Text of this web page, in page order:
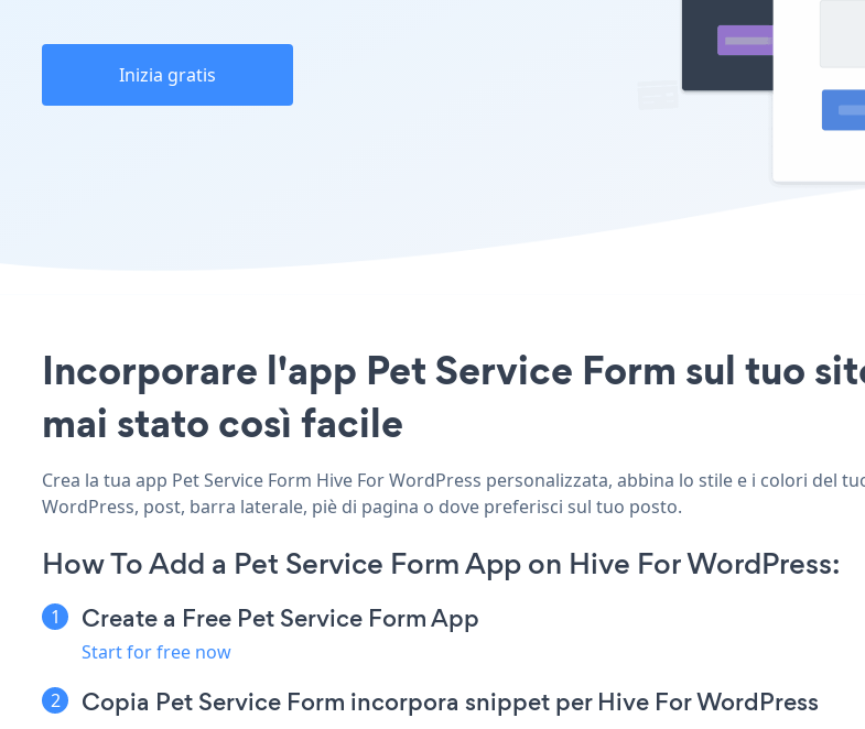
Inizia gratis
Incorporare l'app Pet Service Form sul tuo
mai stato così facile
Crea la tua app Pet Service Form Hive For WordPress personalizzata, abbina lo stile e i colori del
WordPress, post, barra laterale, piè di pagina o dove preferisci sul tuo posto.
How To Add a Pet Service Form App on Hive For WordPress:
Create a Free Pet Service Form App
Start for free now
Copia Pet Service Form incorpora snippet per Hive For WordPress